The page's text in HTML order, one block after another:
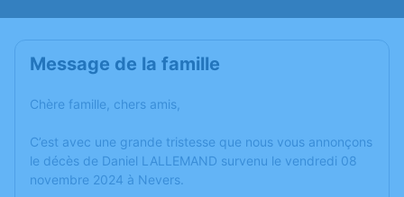
Message de la famille
Chère famille, chers amis,
C’est avec une grande tristesse que nous vous annonçons
le décès de Daniel LALLEMAND survenu le vendredi 08
novembre 2024 à Nevers.